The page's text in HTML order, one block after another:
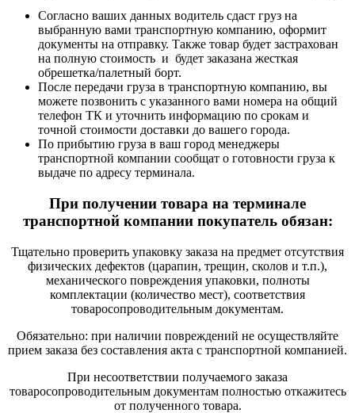
Согласно ваших данных водитель сдаст груз на
выбранную вами транспортную компанию, оформит
документы на отправку. Также товар будет застрахован
на полную стоимость и будет заказана жесткая
обрешетка/палетный борт.
После передачи груза в транспортную компанию, вы
можете позвонить с указанного вами номера на общий
телефон ТК и уточнить информацию по срокам и
точной стоимости доставки до вашего города.
По прибытию груза в ваш город менеджеры
транспортной компании сообщат о готовности груза к
выдаче по адресу терминала.
При получении товара на терминале
транспортной компании покупатель обязан:
Тщательно проверить упаковку заказа на предмет отсутствия
физических дефектов (царапин, трещин, сколов и т.п.),
механического повреждения упаковки, полноты
комплектации (количество мест), соответствия
товаросопроводительным документам.
Обязательно: при наличии повреждений не осуществляйте
прием заказа без составления акта с транспортной компанией.
При несоответствии получаемого заказа
товаросопроводительным документам полностью откажитесь
от полученного товара.